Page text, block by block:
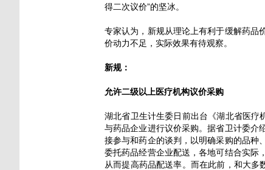
得二次议价”的坚冰。
专家认为，新规从理论上有利于缓解药品
价动力不足，实际效果有待观察。
新规：
允许二级以上医疗机构议价采购
湖北省卫生计生委日前出台《湖北省医
与药品企业进行议价采购。据省卫计委介
接参与和药企的谈判，以明确采购的品种
委托药品经营企业配送，各地可结合实际
从而提高药品配送率。而在此前，和大多